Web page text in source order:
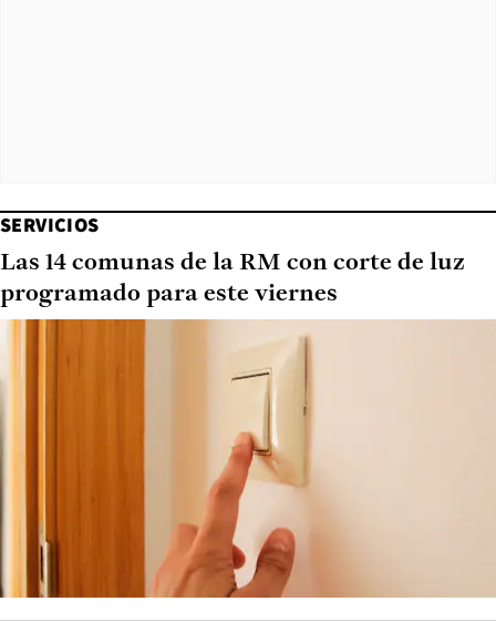
SERVICIOS
Las 14 comunas de la RM con corte de luz
programado para este viernes